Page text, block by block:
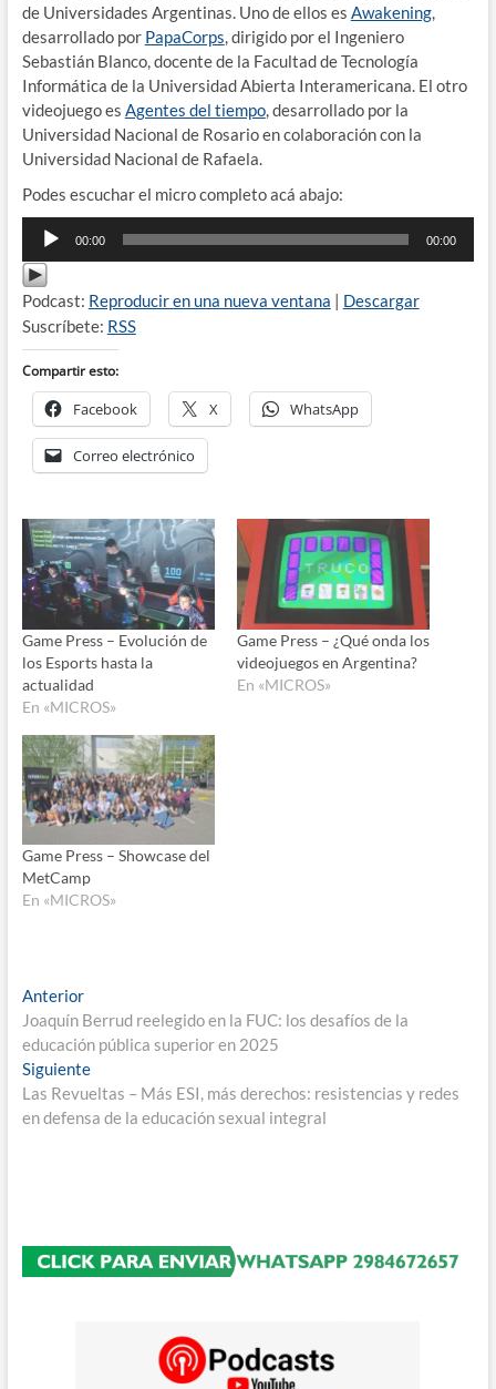
de Universidades Argentinas. Uno de ellos es Awakening,
desarrollado por PapaCorps, dirigido por el Ingeniero
Sebastián Blanco, docente de la Facultad de Tecnología
Informática de la Universidad Abierta Interamericana. El otro
videojuego es Agentes del tiempo, desarrollado por la
Universidad Nacional de Rosario en colaboración con la
Universidad Nacional de Rafaela.
Podes escuchar el micro completo acá abajo:
Reproductor
audio
00:00 00:00
Podcast: Reproducir en una nueva ventana | Descargar
Suscríbete: RSS
Compartir esto:
Facebook X WhatsApp
Correo electrónico
Game Press – Evolución de
los Esports hasta la
actualidad
En «MICROS»
Game Press – ¿Qué onda los
videojuegos en Argentina?
En «MICROS»
Game Press – Showcase del
MetCamp
En «MICROS»
Navegación
de
entradas
AnteriorEntrada
anterior:
Joaquín Berrud reelegido en la FUC: los desafíos de la
educación pública superior en 2025
SiguienteEntrada
siguiente:
Las Revueltas – Más ESI, más derechos: resistencias y redes
en defensa de la educación sexual integral